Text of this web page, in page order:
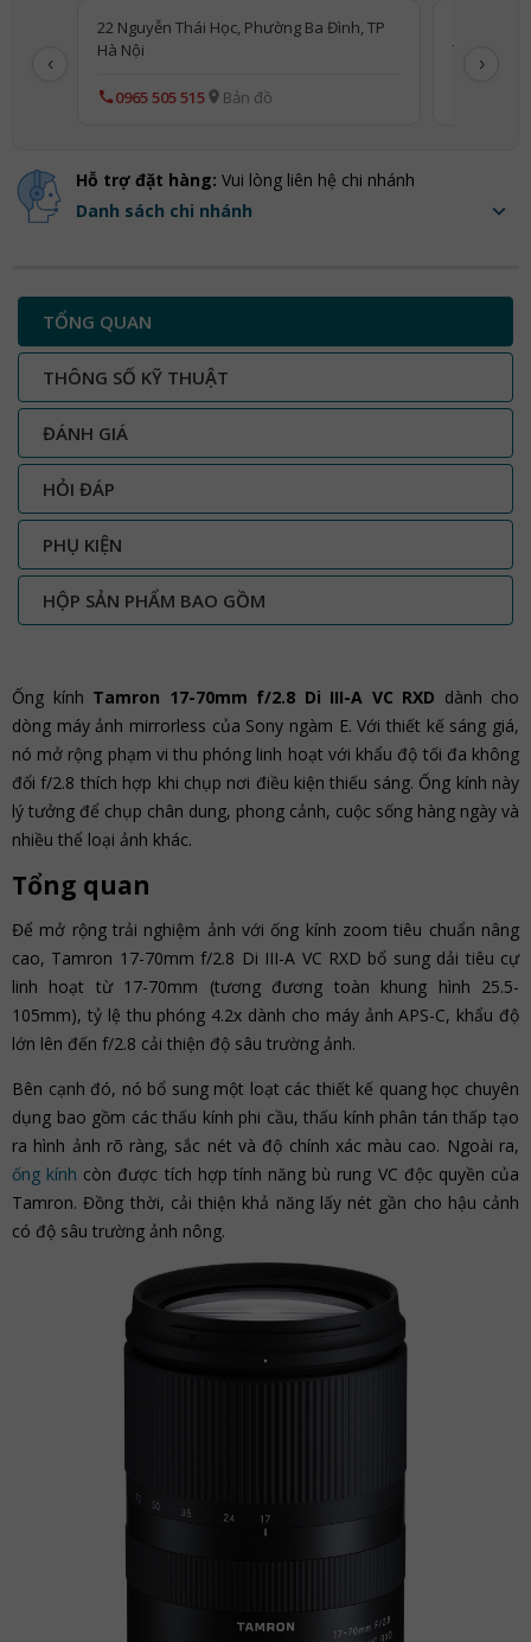
‹
22 Nguyễn Thái Học, Phường Ba Đình, TP
Hà Nội
0965 505 515 Bản đồ
TP Hà Nội
›
Hỗ trợ đặt hàng: Vui lòng liên hệ chi nhánh
Danh sách chi nhánh
TỔNG QUAN
THÔNG SỐ KỸ THUẬT
ĐÁNH GIÁ
HỎI ĐÁP
PHỤ KIỆN
HỘP SẢN PHẨM BAO GỒM
Ống kính Tamron 17-70mm f/2.8 Di III-A VC RXD dành cho
dòng máy ảnh mirrorless của Sony ngàm E. Với thiết kế sáng giá,
nó mở rộng phạm vi thu phóng linh hoạt với khẩu độ tối đa không
đổi f/2.8 thích hợp khi chụp nơi điều kiện thiếu sáng. Ống kính này
lý tưởng để chụp chân dung, phong cảnh, cuộc sống hàng ngày và
nhiều thể loại ảnh khác.
Tổng quan
Để mở rộng trải nghiệm ảnh với ống kính zoom tiêu chuẩn nâng
cao, Tamron 17-70mm f/2.8 Di III-A VC RXD bổ sung dải tiêu cự
linh hoạt từ 17-70mm (tương đương toàn khung hình 25.5-
105mm), tỷ lệ thu phóng 4.2x dành cho máy ảnh APS-C, khẩu độ
lớn lên đến f/2.8 cải thiện độ sâu trường ảnh.
Bên cạnh đó, nó bổ sung một loạt các thiết kế quang học chuyên
dụng bao gồm các thấu kính phi cầu, thấu kính phân tán thấp tạo
ra hình ảnh rõ ràng, sắc nét và độ chính xác màu cao. Ngoài ra,
ống kính còn được tích hợp tính năng bù rung VC độc quyền của
Tamron. Đồng thời, cải thiện khả năng lấy nét gần cho hậu cảnh
có độ sâu trường ảnh nông.